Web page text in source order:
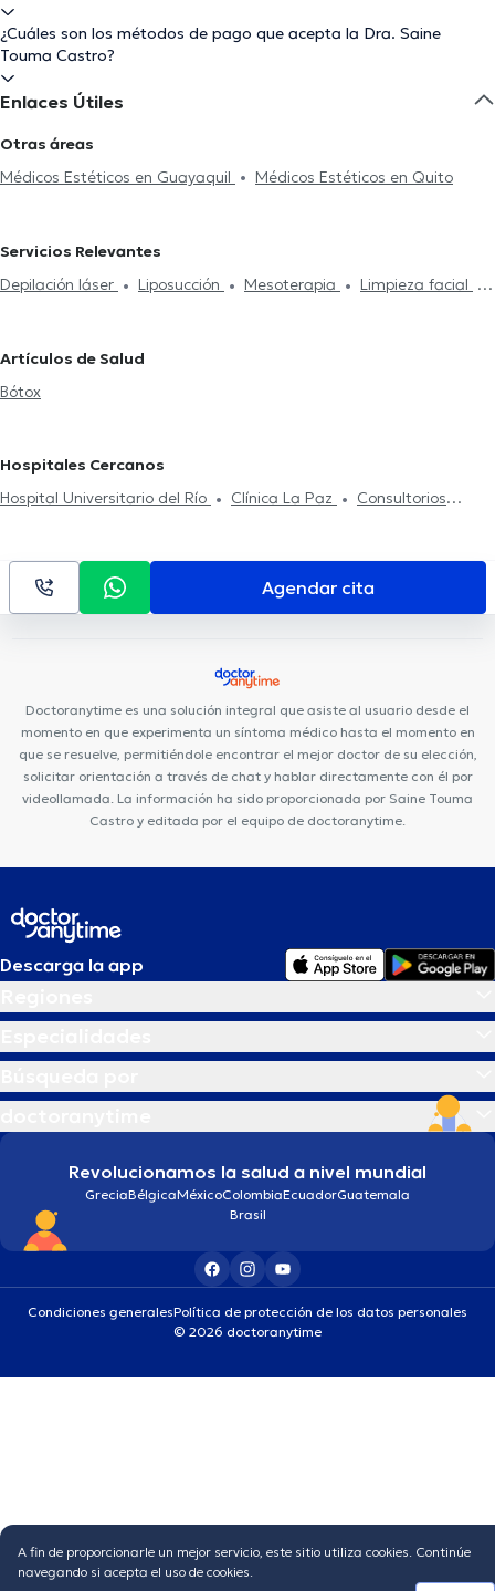
¿Cuáles son los métodos de pago que acepta la Dra. Saine
Touma Castro?
Enlaces Útiles
Otras áreas
Médicos Estéticos en Guayaquil
Médicos Estéticos en Quito
Servicios Relevantes
Depilación láser
Liposucción Mesoterapia
Limpieza facial
Artículos de Salud
Bótox
Hospitales Cercanos
Hospital Universitario del Río
Clínica La Paz
Consultorios
Agendar cita
Doctoranytime es una solución integral que asiste al usuario desde el
momento en que experimenta un síntoma médico hasta el momento en
que se resuelve, permitiéndole encontrar el mejor doctor de su elección,
solicitar orientación a través de chat y hablar directamente con él por
videollamada. La información ha sido proporcionada por Saine Touma
Castro y editada por el equipo de doctoranytime.
Descarga la app
Revolucionamos la salud a nivel mundial
GreciaBélgicaMéxicoColombiaEcuadorGuatemala
Brasil
Condiciones generalesPolítica de protección de los datos personales
© 2026 doctoranytime
A fin de proporcionarle un mejor servicio, este sitio utiliza cookies. Continúe
navegando si acepta el uso de cookies.